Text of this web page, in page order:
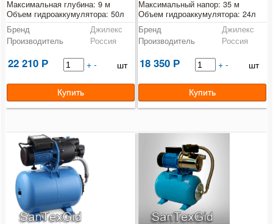
Максимальная глубина: 9 м
Объем гидроаккумулятора: 50л
Бренд
Джилекс
Производитель
Россия
22 210 Р + - шт
Максимальный напор: 35 м
Объем гидроаккумулятора: 24л
Бренд
Джилекс
Производитель
Россия
18 350 Р + - шт